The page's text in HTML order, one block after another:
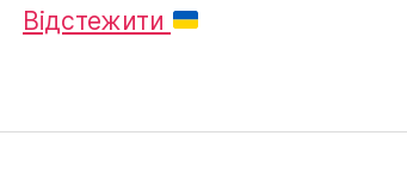
Відстежити